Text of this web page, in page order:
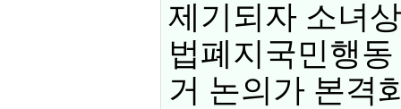
제기되자 소녀
법폐지국민행
거 논의가 본격